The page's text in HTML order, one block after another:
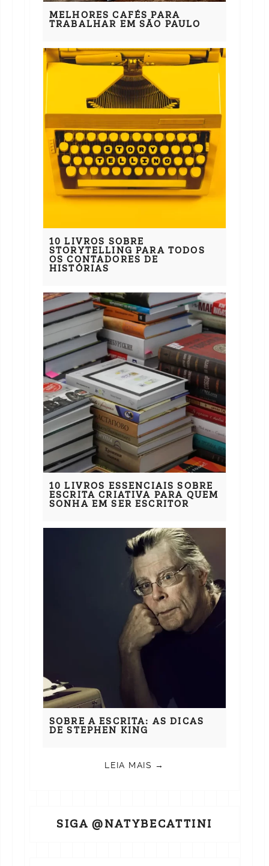
MELHORES CAFÉS PARA
TRABALHAR EM SÃO PAULO
10 LIVROS SOBRE
STORYTELLING PARA TODOS
OS CONTADORES DE
HISTÓRIAS
10 LIVROS ESSENCIAIS SOBRE
ESCRITA CRIATIVA PARA QUEM
SONHA EM SER ESCRITOR
SOBRE A ESCRITA: AS DICAS
DE STEPHEN KING
LEIA MAIS →
SIGA @NATYBECATTINI